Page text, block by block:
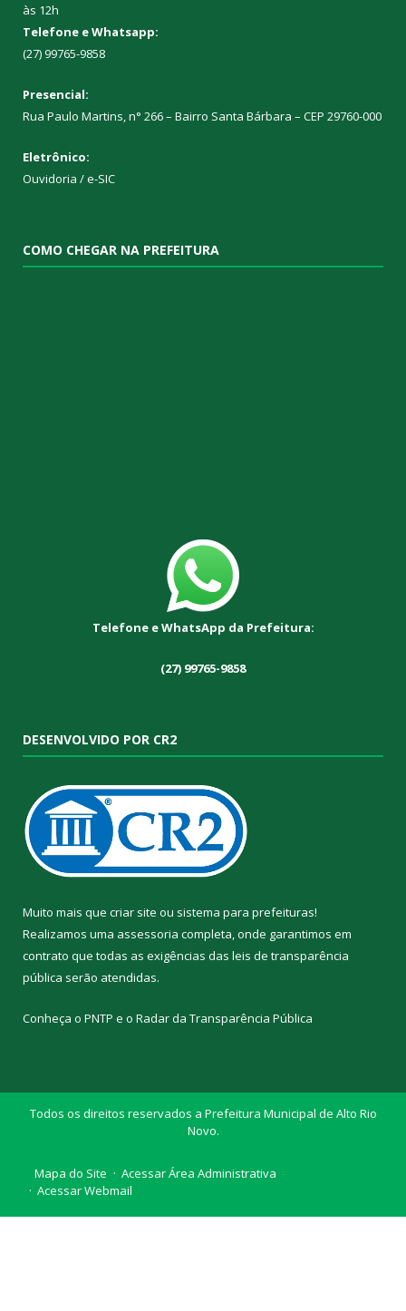
às 12h
Telefone e Whatsapp:
(27) 99765-9858
Presencial:
Rua Paulo Martins, n° 266 – Bairro Santa Bárbara – CEP 29760-000
Eletrônico:
Ouvidoria /e-SIC
COMO CHEGAR NA PREFEITURA
Telefone e WhatsApp da Prefeitura:
(27) 99765-9858
DESENVOLVIDO POR CR2
Muito mais que criar site ou sistema para prefeituras!
Realizamos uma assessoria completa, onde garantimos em
contrato que todas as exigências das leis de transparência
pública serão atendidas.
Conheça o PNTP e o Radar da Transparência Pública
Todos os direitos reservados a Prefeitura Municipal de Alto Rio
Novo.
Mapa do Site
Acessar Área Administrativa
Acessar Webmail